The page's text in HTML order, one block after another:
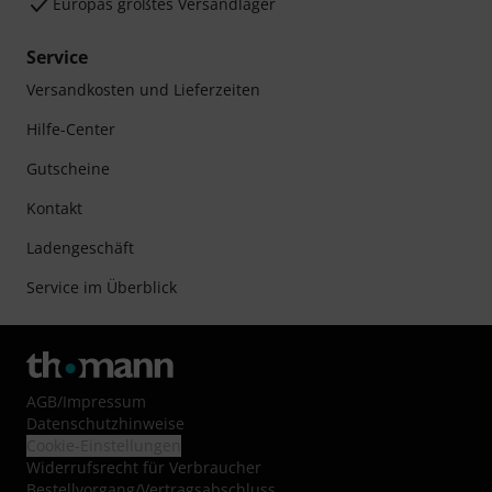
Service
Versandkosten und Lieferzeiten
Hilfe-Center
Gutscheine
Kontakt
Ladengeschäft
Service im Überblick
AGB/Impressum
Datenschutzhinweise
Widerrufsrecht für Verbraucher